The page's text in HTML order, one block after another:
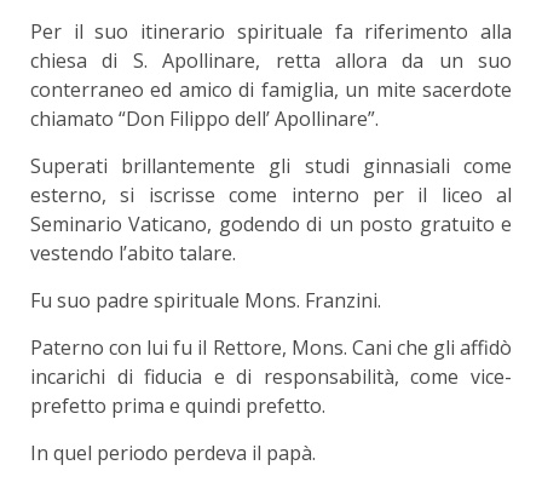
Per il suo itinerario spirituale fa riferimento alla
chiesa di S. Apollinare, retta allora da un suo
conterraneo ed amico di famiglia, un mite sacerdote
chiamato “Don Filippo dell’ Apollinare”.
Superati brillantemente gli studi ginnasiali come
esterno, si iscrisse come interno per il liceo al
Seminario Vaticano, godendo di un posto gratuito e
vestendo l’abito talare.
Fu suo padre spirituale Mons. Franzini.
Paterno con lui fu il Rettore, Mons. Cani che gli affidò
incarichi di fiducia e di responsabilità, come vice-
prefetto prima e quindi prefetto.
In quel periodo perdeva il papà.